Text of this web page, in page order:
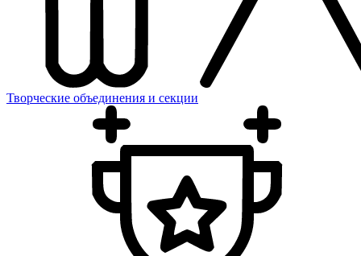
Творческие объединения и секции